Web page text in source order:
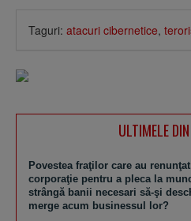
Taguri: atacuri cibernetice,
ULTIMELE
Povestea fraţilor care au
corporaţie pentru a pleca la
strângă banii necesari să-şi
merge acum businessul lor?